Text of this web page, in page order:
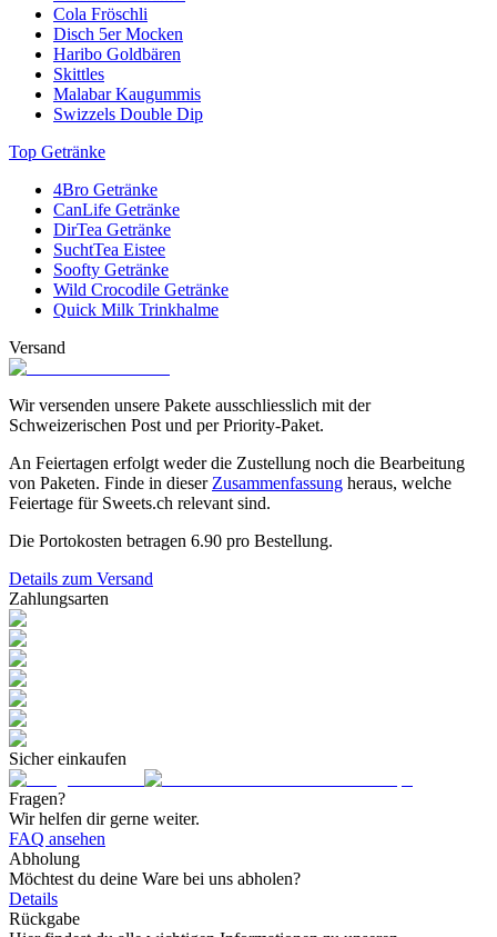
Cola Fröschli
Disch 5er Mocken
Haribo Goldbären
Skittles
Malabar Kaugummis
Swizzels Double Dip
Top Getränke
4Bro Getränke
CanLife Getränke
DirTea Getränke
SuchtTea Eistee
Soofty Getränke
Wild Crocodile Getränke
Quick Milk Trinkhalme
Versand
Wir versenden unsere Pakete ausschliesslich mit der
Schweizerischen Post und per Priority-Paket.
An Feiertagen erfolgt weder die Zustellung noch die Bearbeitung
von Paketen. Finde in dieser Zusammenfassung heraus, welche
Feiertage für Sweets.ch relevant sind.
Die Portokosten betragen 6.90 pro Bestellung.
Details zum Versand
Zahlungsarten
Sicher einkaufen
Fragen?
Wir helfen dir gerne weiter.
FAQ ansehen
Abholung
Möchtest du deine Ware bei uns abholen?
Details
Rückgabe